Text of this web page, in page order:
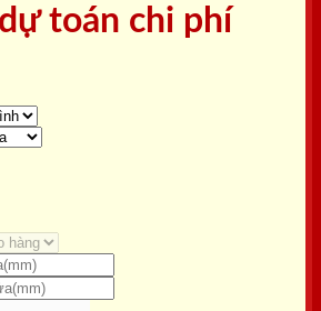
toán chi phí